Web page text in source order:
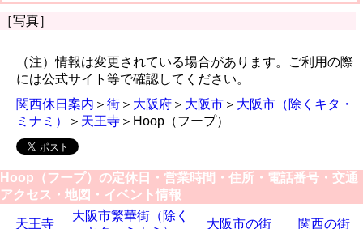
［写真］
（注）情報は変更されている場合があります。ご利用の際
には公式サイト等で確認してください。
関西休日案内 ＞ 街 ＞ 大阪府 ＞ 大阪市 ＞ 大阪市（除くキタ・
ミナミ）
＞ 天王寺 ＞Hoop（フープ）
Hoop（フープ）の定休日・営業時間・住所・電話番号・交通
アクセス・地図・イベント情報
天王寺
大阪市繁華街（除く
大阪市の街 関西の街